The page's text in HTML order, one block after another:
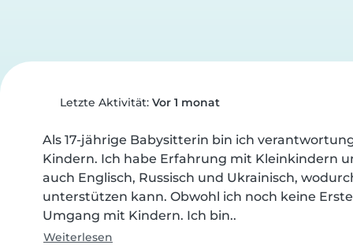
Letzte Aktivität: Vor 1 monat
Als 17-jährige Babysitterin bin ich
Kindern. Ich habe Erfahrung mit Kleinkindern
auch Englisch, Russisch und Ukrainisch,
unterstützen kann. Obwohl ich noch keine
Umgang mit Kindern. Ich bin..
Weiterlesen